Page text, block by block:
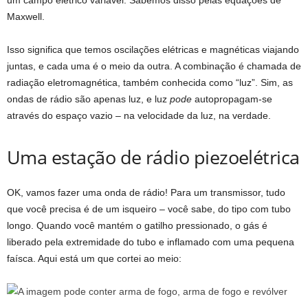
Maxwell.
Isso significa que temos oscilações elétricas e magnéticas viajando
juntas, e cada uma é o meio da outra. A combinação é chamada de
radiação eletromagnética, também conhecida como “luz”. Sim, as
ondas de rádio são apenas luz, e luz pode autopropagam-se
através do espaço vazio – na velocidade da luz, na verdade.
Uma estação de rádio piezoelétrica
OK, vamos fazer uma onda de rádio! Para um transmissor, tudo
que você precisa é de um isqueiro – você sabe, do tipo com tubo
longo. Quando você mantém o gatilho pressionado, o gás é
liberado pela extremidade do tubo e inflamado com uma pequena
faísca. Aqui está um que cortei ao meio: